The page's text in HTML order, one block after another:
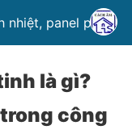
nhiệt, panel pu
là gì?
công